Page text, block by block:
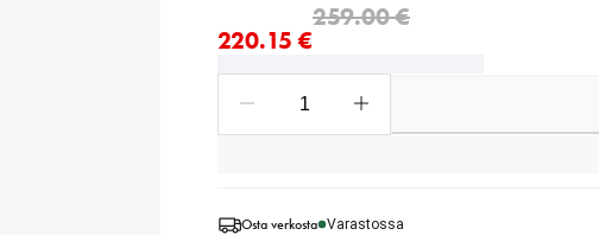
220.15 €
nykyinen hinta 220.15 €
259.00 €
alkuperäinen hinta 259.00 €
Osta verkosta Varastossa